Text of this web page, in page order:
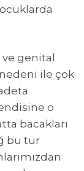
ve genital
ile çok
o
bacakları
bu tür